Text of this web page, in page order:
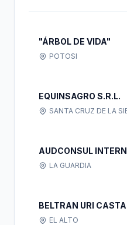
"ÁRBOL DE VIDA"
POTOSI
EQUINSAGRO S.R.L.
SANTA CRUZ DE LA
AUDCONSUL
LA GUARDIA
BELTRAN URI
EL ALTO